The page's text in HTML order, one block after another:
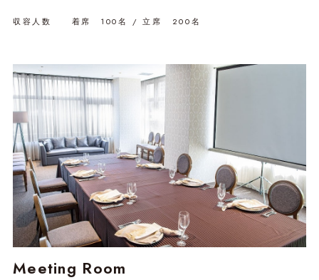
収容人数 着席 100名 / 立席 200名
Meeting Room